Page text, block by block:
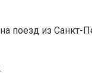
поезд из Санкт-